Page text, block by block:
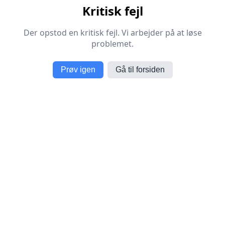
Kritisk fejl
Der opstod en kritisk fejl. Vi arbejder på at løse
problemet.
Prøv igen Gå til forsiden